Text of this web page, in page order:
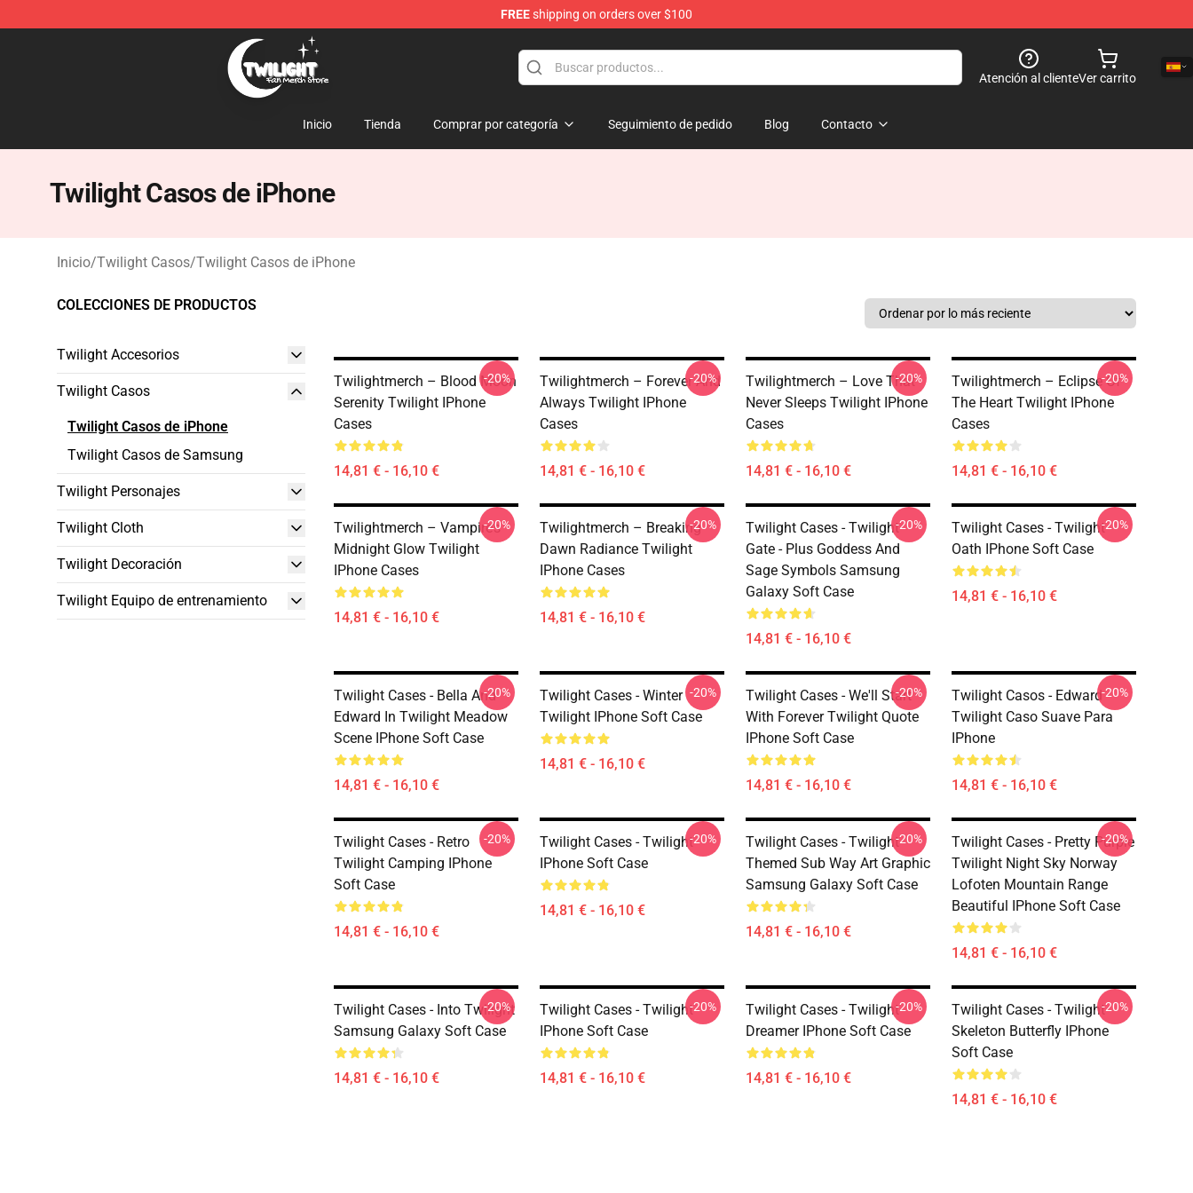
FREEshipping on orders over $100
Twilight Store - Official Twilight Merchandise Shop
Atención al clienteVer carrito
Inicio Tienda Comprar por categoría Seguimiento de pedido Blog Contacto
Twilight Casos de iPhone
Inicio/Twilight Casos/Twilight Casos de iPhone
COLECCIONES DE PRODUCTOS
Twilight Accesorios
Twilight Casos
Twilight Casos de iPhone
Twilight Casos de Samsung
Twilight Personajes
Twilight Cloth
Twilight Decoración
Twilight Equipo de entrenamiento
Twilightmerch – Blood Moon
Serenity Twilight IPhone
Cases
14,81 € - 16,10 €
-20%
Twilightmerch – Forever And
Always Twilight IPhone
Cases
14,81 € - 16,10 €
-20%
Twilightmerch – Love That
Never Sleeps Twilight IPhone
Cases
14,81 € - 16,10 €
-20%
Twilightmerch – Eclipse Of
The Heart Twilight IPhone
Cases
14,81 € - 16,10 €
-20%
Twilightmerch – Vampire’s
Midnight Glow Twilight
IPhone Cases
14,81 € - 16,10 €
-20%
Twilightmerch – Breaking
Dawn Radiance Twilight
IPhone Cases
14,81 € - 16,10 €
-20%
Twilight Cases - Twilight
Gate - Plus Goddess And
Sage Symbols Samsung
Galaxy Soft Case
14,81 € - 16,10 €
-20%
Twilight Cases - Twilight
Oath IPhone Soft Case
14,81 € - 16,10 €
-20%
Twilight Cases - Bella And
Edward In Twilight Meadow
Scene IPhone Soft Case
14,81 € - 16,10 €
-20%
Twilight Cases - Winter
Twilight IPhone Soft Case
14,81 € - 16,10 €
-20%
Twilight Cases - We'll Start
With Forever Twilight Quote
IPhone Soft Case
14,81 € - 16,10 €
-20%
Twilight Casos - Edward
Twilight Caso Suave Para
IPhone
14,81 € - 16,10 €
-20%
Twilight Cases - Retro
Twilight Camping IPhone
Soft Case
14,81 € - 16,10 €
-20%
Twilight Cases - Twilight
IPhone Soft Case
14,81 € - 16,10 €
-20%
Twilight Cases - Twilight
Themed Sub Way Art Graphic
Samsung Galaxy Soft Case
14,81 € - 16,10 €
-20%
Twilight Cases - Pretty Purple
Twilight Night Sky Norway
Lofoten Mountain Range
Beautiful IPhone Soft Case
14,81 € - 16,10 €
-20%
Twilight Cases - Into Twilight
Samsung Galaxy Soft Case
14,81 € - 16,10 €
-20%
Twilight Cases - Twilight
IPhone Soft Case
14,81 € - 16,10 €
-20%
Twilight Cases - Twilight
Dreamer IPhone Soft Case
14,81 € - 16,10 €
-20%
Twilight Cases - Twilight
Skeleton Butterfly IPhone
Soft Case
14,81 € - 16,10 €
-20%